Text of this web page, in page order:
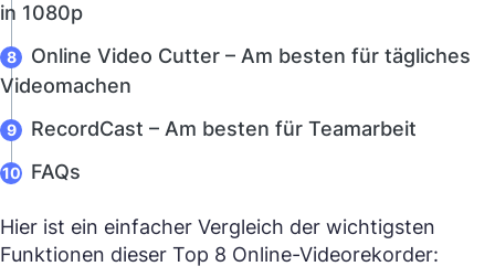
in 1080p
Online Video Cutter – Am besten für tägliches
Videomachen
RecordCast – Am besten für Teamarbeit
FAQs
Hier ist ein einfacher Vergleich der wichtigsten
Funktionen dieser Top 8 Online-Videorekorder: